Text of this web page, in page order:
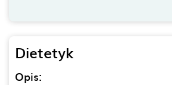
Dietetyk
Opis: